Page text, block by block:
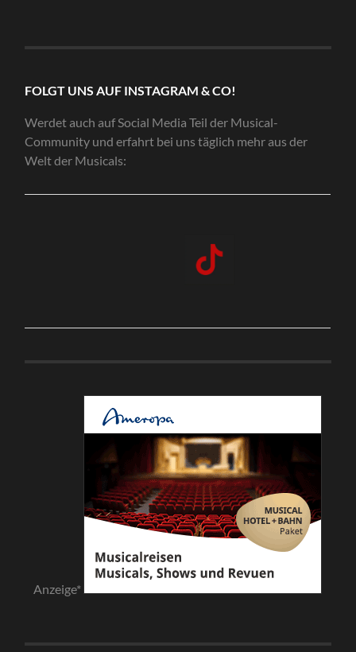
FOLGT UNS AUF INSTAGRAM & CO!
Werdet auch auf Social Media Teil der Musical-
Community und erfahrt bei uns täglich mehr aus der
Welt der Musicals:
Anzeige*